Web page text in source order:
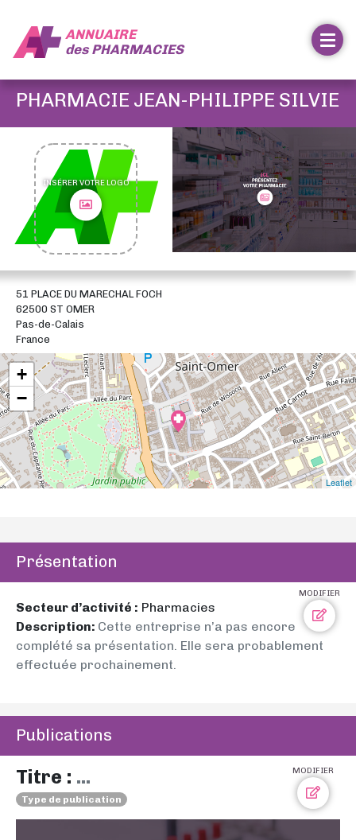
ANNUAIRE
desPHARMACIES
PHARMACIE JEAN-PHILIPPE SILVIE
INSÉRER VOTRE LOGO
51 PLACE DU MARECHAL FOCH
62500 ST OMER
Pas-de-Calais
France
+
−
Leaflet
Présentation
MODIFIER
Secteur d’activité : Pharmacies
Description: Cette entreprise n’a pas encore
complété sa présentation. Elle sera probablement
effectuée prochainement.
Publications
MODIFIER
Titre : ...
Type de publication